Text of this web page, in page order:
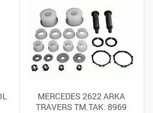
MERCEDES 2622 ARKA
TRAVERS TM.TAK. 8969